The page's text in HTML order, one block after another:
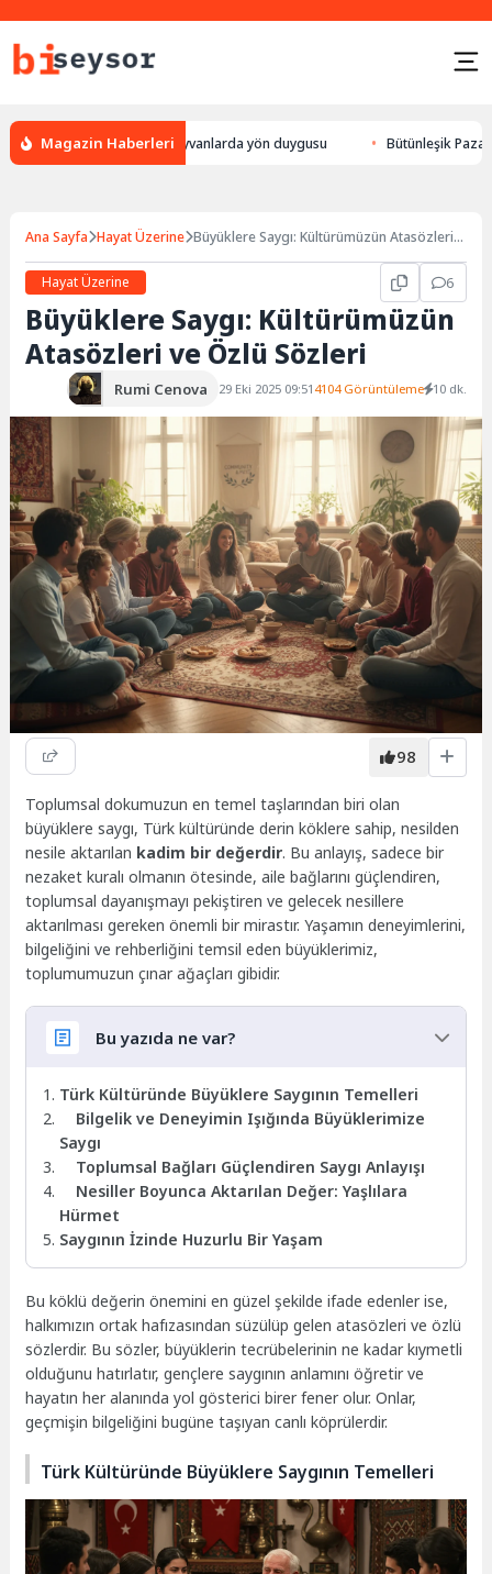
Magazin Haberleri
yön bulması, hayvanlarda yön duygusu Bütünleşik Pazarlama:
Ana Sayfa Hayat Üzerine Büyüklere Saygı: Kültürümüzün Atasözleri
Hayat Üzerine
6
Büyüklere Saygı: Kültürümüzün
Atasözleri ve Özlü Sözleri
Rumi Cenova 29 Eki 2025 09:514104 Görüntüleme 10 dk.
98
Toplumsal dokumuzun en temel taşlarından biri olan
büyüklere saygı, Türk kültüründe derin köklere sahip, nesilden
nesile aktarılan kadim bir değerdir. Bu anlayış, sadece bir
nezaket kuralı olmanın ötesinde, aile bağlarını güçlendiren,
toplumsal dayanışmayı pekiştiren ve gelecek nesillere
aktarılması gereken önemli bir mirastır. Yaşamın deneyimlerini,
bilgeliğini ve rehberliğini temsil eden büyüklerimiz,
toplumumuzun çınar ağaçları gibidir.
Bu yazıda ne var?
Türk Kültüründe Büyüklere Saygının Temelleri
Bilgelik ve Deneyimin Işığında Büyüklerimize
Saygı
Toplumsal Bağları Güçlendiren Saygı Anlayışı
Nesiller Boyunca Aktarılan Değer: Yaşlılara
Hürmet
Saygının İzinde Huzurlu Bir Yaşam
Bu köklü değerin önemini en güzel şekilde ifade edenler ise,
halkımızın ortak hafızasından süzülüp gelen atasözleri ve özlü
sözlerdir. Bu sözler, büyüklerin tecrübelerinin ne kadar kıymetli
olduğunu hatırlatır, gençlere saygının anlamını öğretir ve
hayatın her alanında yol gösterici birer fener olur. Onlar,
geçmişin bilgeliğini bugüne taşıyan canlı köprülerdir.
Türk Kültüründe Büyüklere Saygının Temelleri